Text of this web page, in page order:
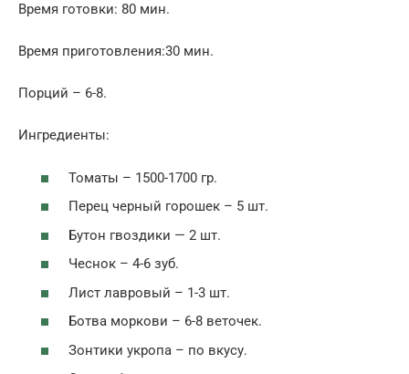
Время готовки: 80 мин.
Время приготовления:30 мин.
Порций – 6-8.
Ингредиенты:
Томаты – 1500-1700 гр.
Перец черный горошек – 5 шт.
Бутон гвоздики — 2 шт.
Чеснок – 4-6 зуб.
Лист лавровый – 1-3 шт.
Ботва моркови – 6-8 веточек.
Зонтики укропа – по вкусу.